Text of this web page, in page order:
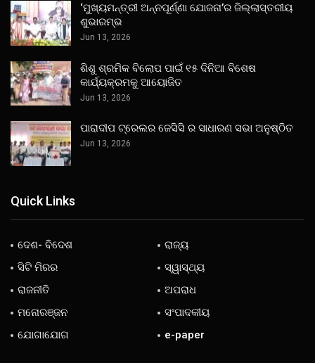
‘ମୁଖ୍ୟମନ୍ତ୍ରୀ ଅନ୍ନପୂର୍ଣ୍ଣା ଯୋଜନା’ର ଜିଲ୍ଲାସ୍ତରୀୟ
ଶୁଭାରମ୍ଭ
Jun 13, 2026
ଶିଶୁ ଶ୍ରମିକ ବିଲୋପ ପାଇଁ ୧୫ ଦିନିଆ ବିଶେଷ
କାର୍ଯ୍ୟକ୍ରମକୁ ଆୟୋଜିତ
Jun 13, 2026
ପାରାଦୀପ ଟ୍ରେଲର ଜେସିସି ର ସାଧାରଣ ସଭା ଅନୁଷ୍ଠିତ
Jun 13, 2026
Quick Links
ଦେଶ- ବିଦେଶ
ରାଜ୍ୟ
ସିଟି ମିରର
ସ୍ୱାସ୍ଥ୍ୟ
ରାଜନୀତି
ଅପରାଧ
ମନୋରଞ୍ଜନ
ସଂପାଦକୀୟ
ଯୋଗାଯୋଗ
e-paper